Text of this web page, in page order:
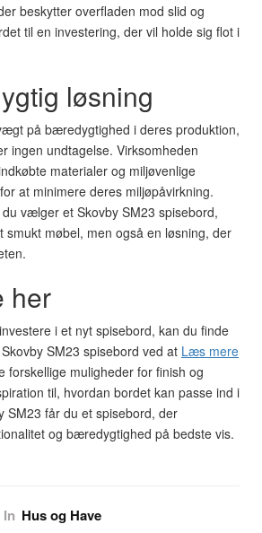
beskytter overfladen mod slid og
til en investering, der vil holde sig flot i
løsning
på bæredygtighed i deres produktion,
ingen undtagelse. Virksomheden
materialer og miljøvenlige
at minimere deres miljøpåvirkning.
vælger et Skovby SM23 spisebord,
møbel, men også en løsning, der
her
i et nyt spisebord, kan du finde
SM23 spisebord ved at Læs mere
forskellige muligheder for finish og
til, hvordan bordet kan passe ind i
SM23 får du et spisebord, der
og bæredygtighed på bedste vis.
In Hus og Have